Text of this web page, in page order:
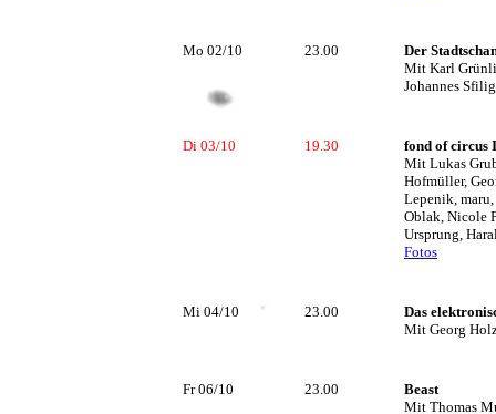
Mo 02/10 23.00
Der
Mit Karl
Johannes
Di 03/10 19.30
fond of circus
Mit Lukas
Hofmüller,
Lepenik,
Oblak, Nicole
Ursprung,
Fotos
Mi 04/10 23.00
Das
Mit Georg
Fr 06/10 23.00
Beast
Mit Thomas